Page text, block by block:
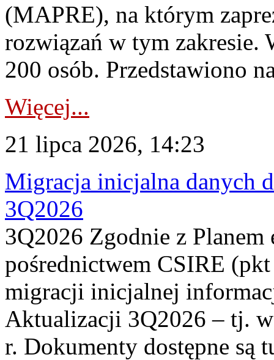
(MAPRE), na którym
rozwiązań w tym zakresie.
200 osób. Przedstawiono
Więcej...
21 lipca 2026, 14:23
Migracja inicjalna danych
3Q2026
3Q2026 Zgodnie z
pośrednictwem CSIRE
migracji inicjalnej
Aktualizacji 3Q2026 – tj.
r. Dokumenty dostępne są